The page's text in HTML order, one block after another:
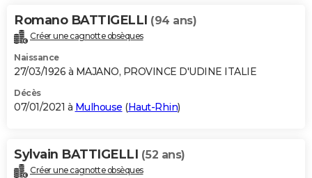
Romano BATTIGELLI (94 ans)
Créer une cagnotte obsèques
Naissance
27/03/1926 à MAJANO, PROVINCE D'UDINE ITALIE
Décès
07/01/2021 à Mulhouse (Haut-Rhin)
Sylvain BATTIGELLI (52 ans)
Créer une cagnotte obsèques